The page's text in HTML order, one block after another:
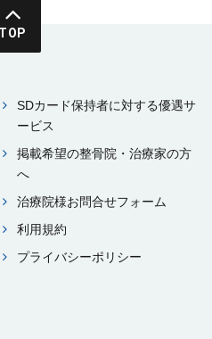
TOP
SDカード保持者に対する優遇サ
ービス
掲載希望の整⾻院・治療家の⽅
へ
治療院様お問合せフォーム
利⽤規約
プライバシーポリシー